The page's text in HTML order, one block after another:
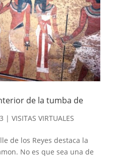
de la tumba de
| VISITAS VIRTUALES
de los Reyes destaca la
No es que sea una de